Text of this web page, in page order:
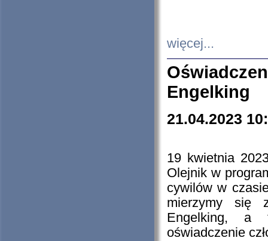
więcej...
Engelking
21.04.2023
19 kwietnia
Olejnik w
cywilów w
mierzymy się
Engelking, a
oświadczenie